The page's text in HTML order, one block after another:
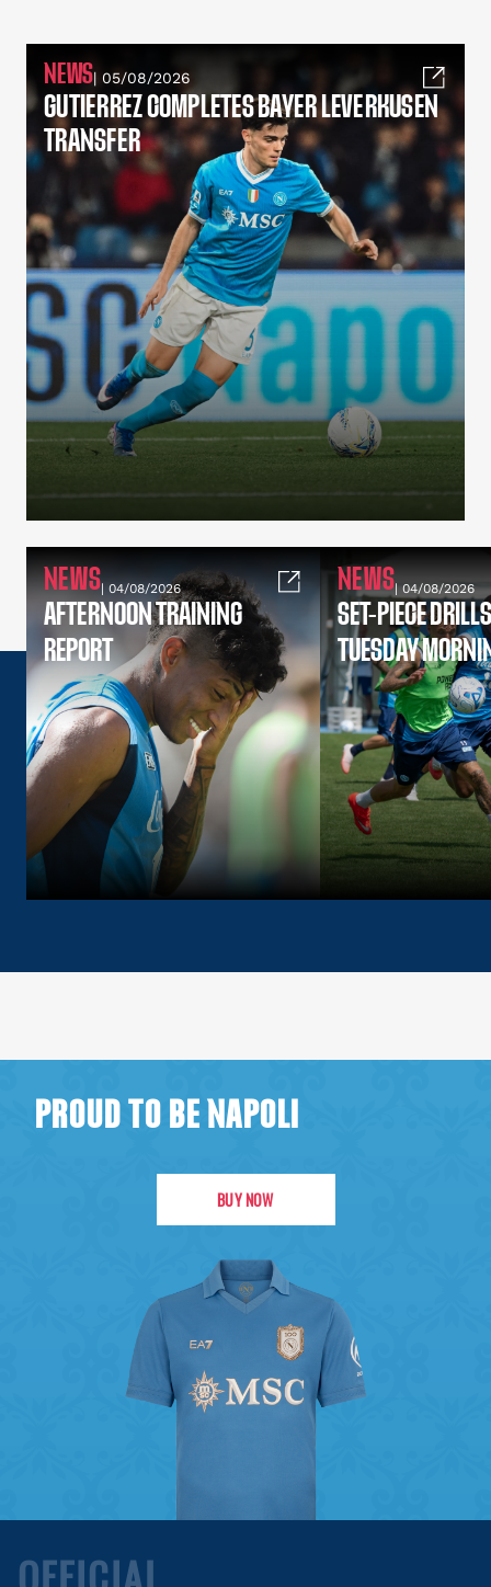
NEWS| 05/08/2026
GUTIERREZ COMPLETES BAYER LEVERKUSEN
TRANSFER
NEWS| 04/08/2026
AFTERNOON TRAINING
REPORT
NEWS| 04/08/2026
SET-PIECE
TUESDAY
PROUD TO BE NAPOLI
BUY NOW